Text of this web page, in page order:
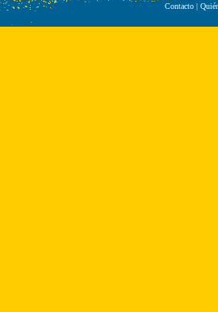
Contacto|